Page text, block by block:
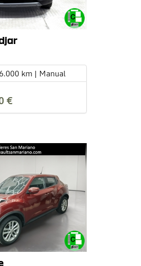
km | Manual
€